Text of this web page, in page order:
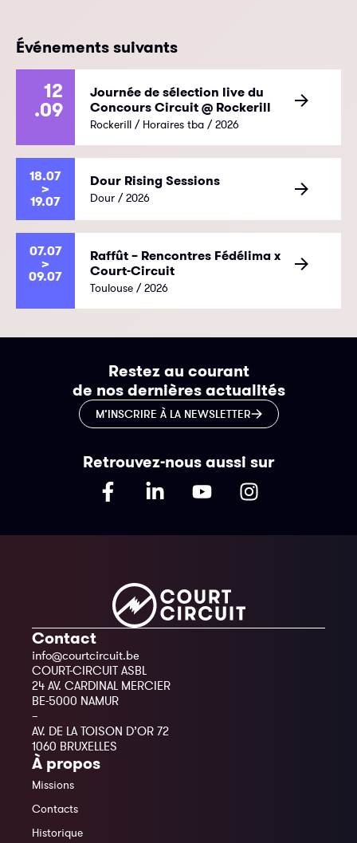
Événements suivants
12
.09
Journée de sélection live du
Concours Circuit @ Rockerill
Rockerill / Horaires tba / 2026
18.07
>
19.07
Dour Rising Sessions
Dour / 2026
07.07
>
09.07
Raffût – Rencontres Fédélima x
Court-Circuit
Toulouse / 2026
Restez au courant
de nos dernières actualités
M’INSCRIRE À LA NEWSLETTER
Retrouvez-nous aussi sur
Contact
info@courtcircuit.be
COURT-CIRCUIT ASBL
24 AV. CARDINAL MERCIER
BE-5000 NAMUR
–
AV. DE LA TOISON D’OR 72
1060 BRUXELLES
À propos
Missions
Contacts
Historique